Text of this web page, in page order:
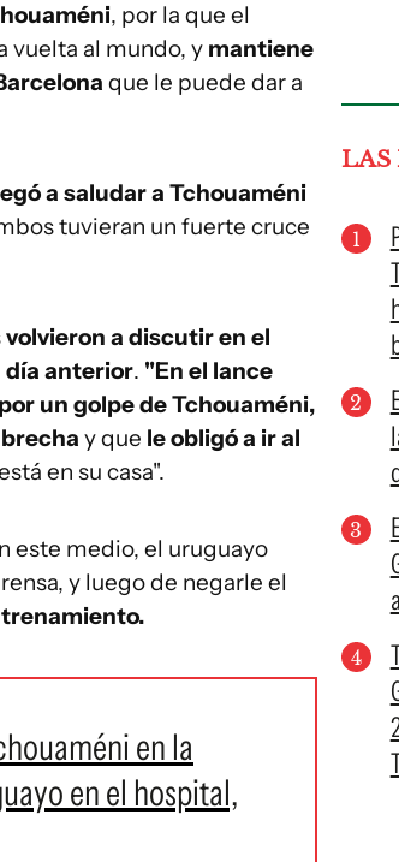
, por la que el
vuelta al mundo, y mantiene
que le puede dar a
a saludar a Tchouaméni
tuvieran un fuerte cruce
volvieron a discutir en el
día anterior. "En el lance
un golpe de Tchouaméni,
y que le obligó a ir al
en su casa".
este medio, el uruguayo
y luego de negarle el
en la
en el hospital,
LAS